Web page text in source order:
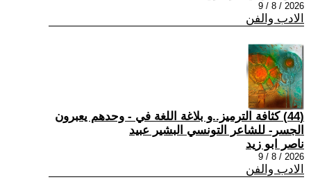
2026 / 8 / 9
الادب والفن
(44) كثافة الترميز..و بلاغة اللغة في - وحدهم يعبرون
الجسر- للشاعر التونسي البشير عبيد
ناصر ابو زيد
2026 / 8 / 9
الادب والفن